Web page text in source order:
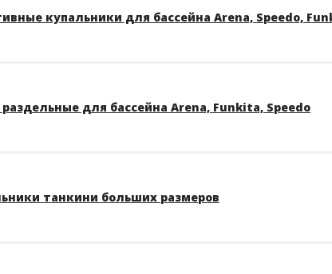
купальники для бассейна Arena, Speedo,
для бассейна Arena, Funkita, Speedo
танкини больших размеров